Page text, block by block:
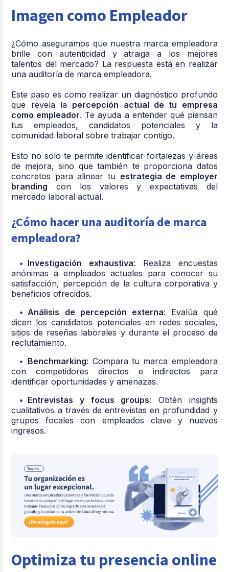
Imagen como Empleador
¿Cómo aseguramos que nuestra marca empleadora
brille con autenticidad y atraiga a los mejores
talentos del mercado? La respuesta está en realizar
una auditoría de marca empleadora.
Este paso es como realizar un diagnóstico profundo
que revela la percepción actual de tu empresa
como empleador. Te ayuda a entender qué piensan
tus empleados, candidatos potenciales y la
comunidad laboral sobre trabajar contigo.
Esto no solo te permite identificar fortalezas y áreas
de mejora, sino que también te proporciona datos
concretos para alinear tu estrategia de employer
branding con los valores y expectativas del
mercado laboral actual.
¿Cómo hacer una auditoría de marca
empleadora?
Investigación exhaustiva: Realiza encuestas
anónimas a empleados actuales para conocer su
satisfacción, percepción de la cultura corporativa y
beneficios ofrecidos.
Análisis de percepción externa: Evalúa qué
dicen los candidatos potenciales en redes sociales,
sitios de reseñas laborales y durante el proceso de
reclutamiento.
Benchmarking: Compara tu marca empleadora
con competidores directos e indirectos para
identificar oportunidades y amenazas.
Entrevistas y focus groups: Obtén insights
cualitativos a través de entrevistas en profundidad y
grupos focales con empleados clave y nuevos
ingresos.
Optimiza tu presencia online